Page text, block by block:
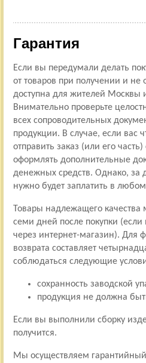
Гарантия
Если вы передумали делать
от товаров при получении и не
доступна для жителей Москвы
Внимательно проверьте
всех сопроводительных
продукции. В случае, если вас
отправить заказ (или его
оформлять дополнительные
денежных средств. Однако, за
нужно будет заплатить в
Товары надлежащего качества
семи дней после покупки
через интернет-магазин). Для
возврата составляет
соблюдаться следующие
сохранность заводской
продукция не должна
Если вы выполнили сборку
получится.
Мы осуществляем